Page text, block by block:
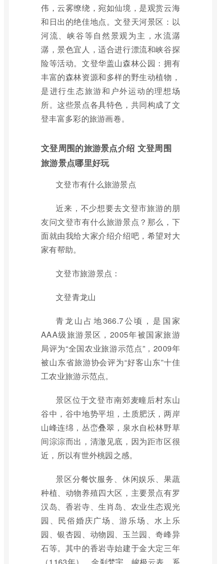
伟，云雾缭绕，宛如仙境，是观赏云海
和日出的绝佳地点。文登天河景区：以
河流、峡谷等自然景观为主，水流潺
潺，景色宜人，适合进行漂流和峡谷探
险等活动。文登华盖山森林公园：拥有
丰富的森林资源和多样的野生动植物，
是进行生态旅游和户外运动的理想场
所。这些景点各具特色，共同构成了文
登丰富多彩的旅游画卷。
文登周围的旅游景点介绍 文登周围
旅游景点哪里好玩
文登市有什么旅游景点
近来，不少想要去文登市旅游的朋
友问文登市有什么旅游景点？那么，下
面就由我给大家介绍介绍吧，希望对大
家有帮助。
文登市旅游景点：
文登青龙山
青龙山占地366.7公顷，是国家
AAA级旅游景区，2005年被国家旅游
局评为“全国农业旅游示范点”，2009年
被山东省旅游协会评为“好客山东”十佳
工农业旅游示范点。
景区位于文登市南郊麦疃后村东山
谷中，谷中地势平坦，土质肥沃，两岸
山峰连绵，丛峦叠翠，泉水自松林野草
间淙淙而出，清澈见底，因为距市区很
近，所以有世外桃园之感。
景区分餐饮服务、休闲娱乐、果蔬
种植、动物养殖四大区，主要景点有罗
汉岛、香岩寺、生肖岛、农业生态观光
园、民俗婚庆广场、游乐场、水上乐
园、银杏园、动物园、玉兰园、奇峰异
石等。其中的香岩寺始建于金大定三年